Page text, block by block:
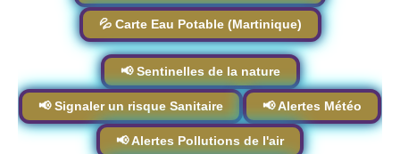
💦 Carte Eau Potable (Martinique)
📢 Sentinelles de la nature
📢 Signaler un risque Sanitaire 📢 Alertes Météo
📢 Alertes Pollutions de l'air